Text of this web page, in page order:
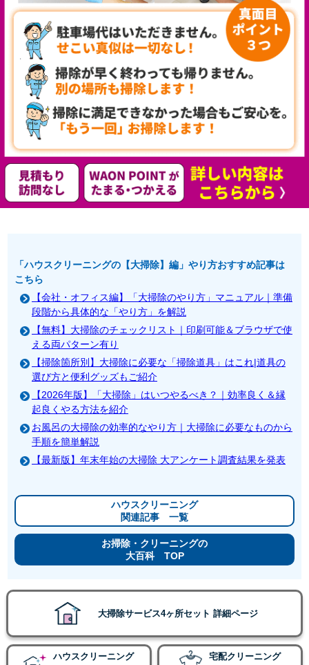
「ハウスクリーニングの【大掃除】編」やり方おすすめ記事は
こちら
【会社・オフィス編】「大掃除のやり方」マニュアル｜準備
段階から具体的な「やり方」を解説
【無料】大掃除のチェックリスト｜印刷可能＆ブラウザで使
える両パターン有り
【掃除箇所別】大掃除に必要な「掃除道具」はこれ|道具の
選び方と便利グッズもご紹介
【2026年版】「大掃除」はいつやるべき？｜効率良く＆縁
起良くやる方法を紹介
お風呂の大掃除の効率的なやり方｜大掃除に必要なものから
手順を簡単解説
【最新版】年末年始の大掃除 大アンケート調査結果を発表
ハウスクリーニング
関連記事 一覧
お掃除・クリーニングの
大百科 TOP
大掃除サービス4ヶ所セット 詳細ページ
ハウスクリーニング
宅配クリーニング